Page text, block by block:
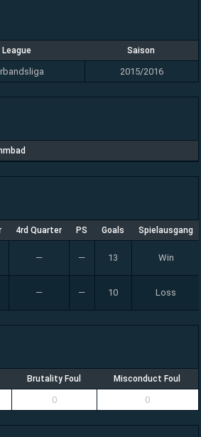
League Saison
2015/2016
4rd Quarter PS Goals Spielausgang
— — 13 Win
— — 10 Loss
Brutality Foul Misconduct Foul
0 0